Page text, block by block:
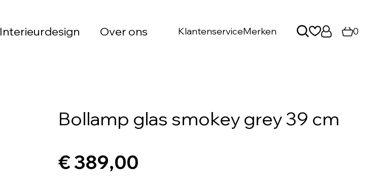
Interieurdesign Over ons KlantenserviceMerken 0
Bollamp glas smokey grey 39 cm
€ 389,00